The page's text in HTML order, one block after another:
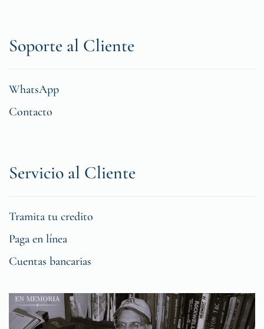
Soporte al Cliente
WhatsApp
Contacto
Servicio al Cliente
Tramita tu credito
Paga en línea
Cuentas bancarias